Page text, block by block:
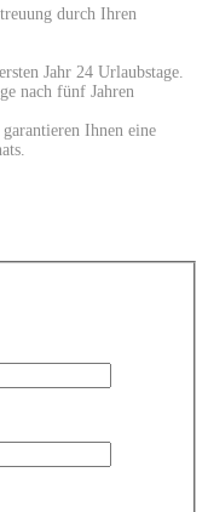
durch Ihren
Jahr 24 Urlaubstage.
nach fünf Jahren
Ihnen eine